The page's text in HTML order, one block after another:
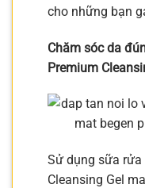
cho những bạn
Chăm sóc da
Premium
Sử dụng sữa rửa
Cleansing Gel